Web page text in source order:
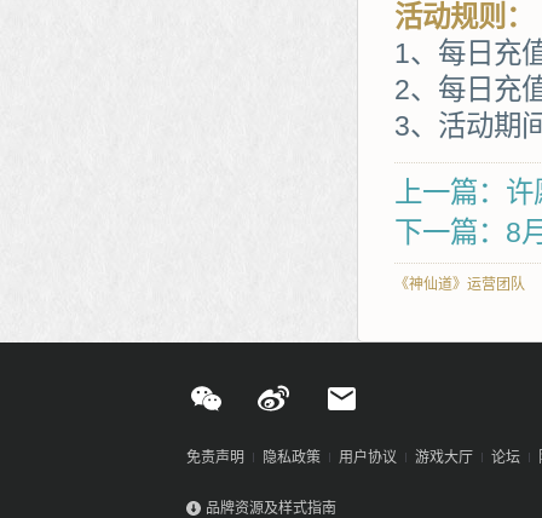
活动规则：
1、每日充
2、每日充
3、活动期
上一篇：
下一篇：8
《神仙道》运营团队
免责声明 隐私政策 用户协议 游戏大厅 论坛
品牌资源及样式指南